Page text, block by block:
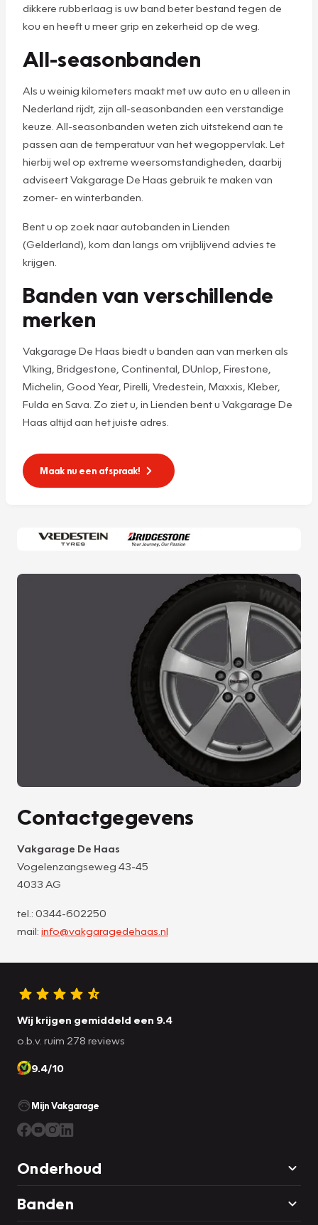
dikkere rubberlaag is uw band beter bestand tegen de
kou en heeft u meer grip en zekerheid op de weg.
All-seasonbanden
Als u weinig kilometers maakt met uw auto en u alleen in
Nederland rijdt, zijn all-seasonbanden een verstandige
keuze. All-seasonbanden weten zich uitstekend aan te
passen aan de temperatuur van het wegoppervlak. Let
hierbij wel op extreme weersomstandigheden, daarbij
adviseert Vakgarage De Haas gebruik te maken van
zomer- en winterbanden.
Bent u op zoek naar autobanden in Lienden
(Gelderland), kom dan langs om vrijblijvend advies te
krijgen.
Banden van verschillende
merken
Vakgarage De Haas biedt u banden aan van merken als
VIking, Bridgestone, Continental, DUnlop, Firestone,
Michelin, Good Year, Pirelli, Vredestein, Maxxis, Kleber,
Fulda en Sava. Zo ziet u, in Lienden bent u Vakgarage De
Haas altijd aan het juiste adres.
Maak nu een afspraak!
Contactgegevens
Vakgarage De Haas
Vogelenzangseweg 43-45
4033 AG
tel.: 0344-602250
mail: info@vakgaragedehaas.nl
Wij krijgen gemiddeld een 9.4
o.b.v. ruim 278 reviews
9.4/10
Mijn Vakgarage
Onderhoud
Banden